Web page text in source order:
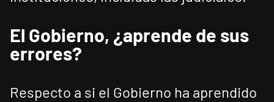
El Gobierno, ¿aprende de sus
errores?
Respecto a si el Gobierno ha aprendido